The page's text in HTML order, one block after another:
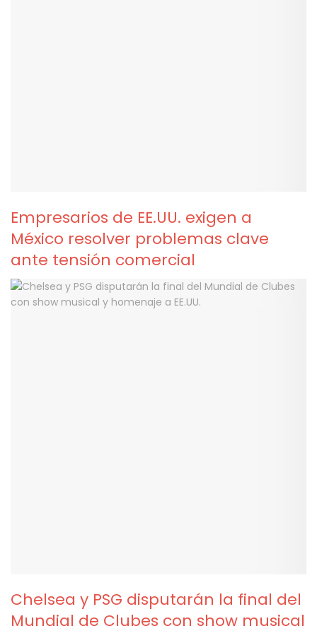
Empresarios de EE.UU. exigen a
México resolver problemas clave
ante tensión comercial
Chelsea y PSG disputarán la final del
Mundial de Clubes con show musical